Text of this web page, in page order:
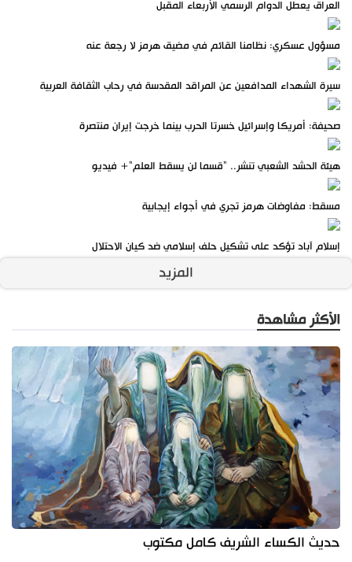
العراق يعطل الدوام الرسمي الأربعاء المقبل
مسؤول عسكري: نظامنا القائم في مضيق هرمز لا رجعة عنه
سيرة الشهداء المدافعين عن المراقد المقدسة في رحاب الثقافة العربية
صحيفة: أمريكا وإسرائيل خسرتا الحرب بينما خرجت إيران منتصرة
هيئة الحشد الشعبي تنشر.. "قسما لن يسقط العلم"+ فيديو
مسقط: مفاوضات هرمز تجري في أجواء إيجابية
إسلام آباد تؤكد على تشكيل حلف إسلامي ضد كيان الاحتلال
المزيد
الأكثر مشاهدة
حديث الكساء الشريف كامل مكتوب